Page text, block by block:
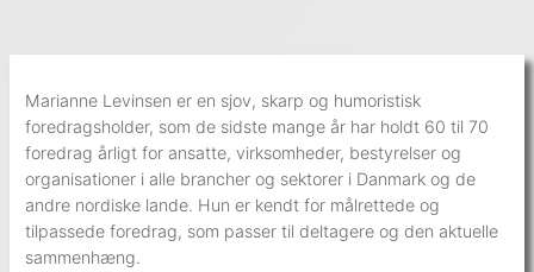
Marianne Levinsen er en sjov, skarp og humoristisk
foredragsholder, som de sidste mange år har holdt 60 til 70
foredrag årligt for ansatte, virksomheder, bestyrelser og
organisationer i alle brancher og sektorer i Danmark og de
andre nordiske lande. Hun er kendt for målrettede og
tilpassede foredrag, som passer til deltagere og den aktuelle
sammenhæng.